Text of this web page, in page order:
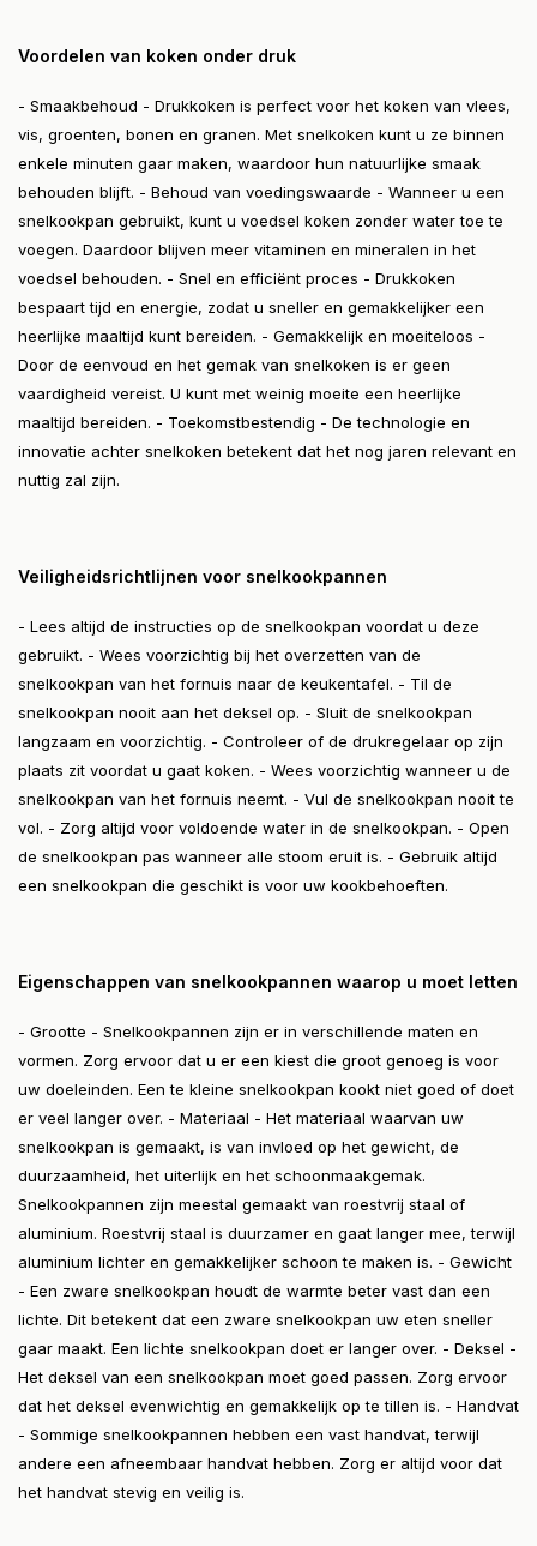
Voordelen van koken onder druk
- Smaakbehoud - Drukkoken is perfect voor het koken van vlees,
vis, groenten, bonen en granen. Met snelkoken kunt u ze binnen
enkele minuten gaar maken, waardoor hun natuurlijke smaak
behouden blijft. - Behoud van voedingswaarde - Wanneer u een
snelkookpan gebruikt, kunt u voedsel koken zonder water toe te
voegen. Daardoor blijven meer vitaminen en mineralen in het
voedsel behouden. - Snel en efficiënt proces - Drukkoken
bespaart tijd en energie, zodat u sneller en gemakkelijker een
heerlijke maaltijd kunt bereiden. - Gemakkelijk en moeiteloos -
Door de eenvoud en het gemak van snelkoken is er geen
vaardigheid vereist. U kunt met weinig moeite een heerlijke
maaltijd bereiden. - Toekomstbestendig - De technologie en
innovatie achter snelkoken betekent dat het nog jaren relevant en
nuttig zal zijn.
Veiligheidsrichtlijnen voor snelkookpannen
- Lees altijd de instructies op de snelkookpan voordat u deze
gebruikt. - Wees voorzichtig bij het overzetten van de
snelkookpan van het fornuis naar de keukentafel. - Til de
snelkookpan nooit aan het deksel op. - Sluit de snelkookpan
langzaam en voorzichtig. - Controleer of de drukregelaar op zijn
plaats zit voordat u gaat koken. - Wees voorzichtig wanneer u de
snelkookpan van het fornuis neemt. - Vul de snelkookpan nooit te
vol. - Zorg altijd voor voldoende water in de snelkookpan. - Open
de snelkookpan pas wanneer alle stoom eruit is. - Gebruik altijd
een snelkookpan die geschikt is voor uw kookbehoeften.
Eigenschappen van snelkookpannen waarop u moet letten
- Grootte - Snelkookpannen zijn er in verschillende maten en
vormen. Zorg ervoor dat u er een kiest die groot genoeg is voor
uw doeleinden. Een te kleine snelkookpan kookt niet goed of doet
er veel langer over. - Materiaal - Het materiaal waarvan uw
snelkookpan is gemaakt, is van invloed op het gewicht, de
duurzaamheid, het uiterlijk en het schoonmaakgemak.
Snelkookpannen zijn meestal gemaakt van roestvrij staal of
aluminium. Roestvrij staal is duurzamer en gaat langer mee, terwijl
aluminium lichter en gemakkelijker schoon te maken is. - Gewicht
- Een zware snelkookpan houdt de warmte beter vast dan een
lichte. Dit betekent dat een zware snelkookpan uw eten sneller
gaar maakt. Een lichte snelkookpan doet er langer over. - Deksel -
Het deksel van een snelkookpan moet goed passen. Zorg ervoor
dat het deksel evenwichtig en gemakkelijk op te tillen is. - Handvat
- Sommige snelkookpannen hebben een vast handvat, terwijl
andere een afneembaar handvat hebben. Zorg er altijd voor dat
het handvat stevig en veilig is.